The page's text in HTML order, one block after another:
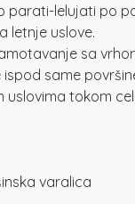
parati-lelujati po
letnje uslove.
sa
same
uslovima tokom
varalica